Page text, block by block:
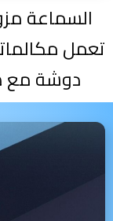
السماعة
تعمل
دوشة مع